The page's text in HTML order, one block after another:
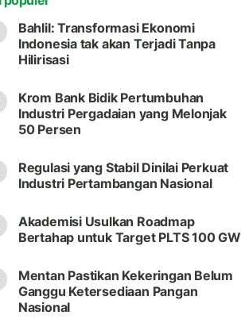
Bahlil: Transformasi Ekonomi
Indonesia tak akan Terjadi Tanpa
Hilirisasi
Krom Bank Bidik Pertumbuhan
Industri Pergadaian yang Melonjak
50 Persen
Regulasi yang Stabil Dinilai Perkuat
Industri Pertambangan Nasional
Akademisi Usulkan Roadmap
Bertahap untuk Target PLTS 100 GW
Mentan Pastikan Kekeringan Belum
Ganggu Ketersediaan Pangan
Nasional